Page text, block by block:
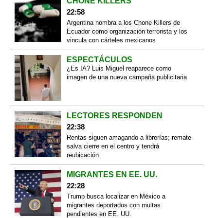
22:58
Argentina nombra a los Chone Killers de
Ecuador como organización terrorista y los
vincula con cárteles mexicanos
ESPECTÁCULOS
¿Es IA? Luis Miguel reaparece como
imagen de una nueva campaña publicitaria
LECTORES RESPONDEN
22:38
Rentas siguen amagando a librerías; remate
salva cierre en el centro y tendrá
reubicación
MIGRANTES EN EE. UU.
22:28
Trump busca localizar en México a
migrantes deportados con multas
pendientes en EE. UU.